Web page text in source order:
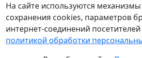
На сайте используются
сохранения cookies, параметров
интернет-соединений посетителей
политикой обработки